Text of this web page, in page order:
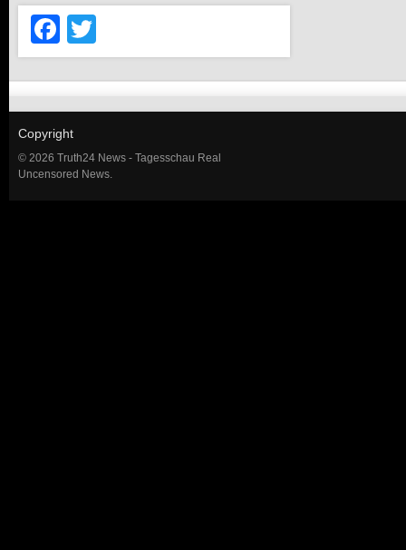
Facebook
Copyright
© 2026 Truth24 News - Tagesschau Real
Uncensored News.